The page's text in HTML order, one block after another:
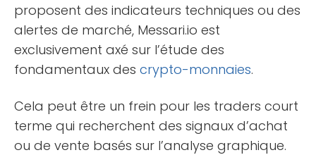
proposent des indicateurs techniques ou des
alertes de marché, Messari.io est
exclusivement axé sur l’étude des
fondamentaux des crypto-monnaies.
Cela peut être un frein pour les traders court
terme qui recherchent des signaux d’achat
ou de vente basés sur l’analyse graphique.